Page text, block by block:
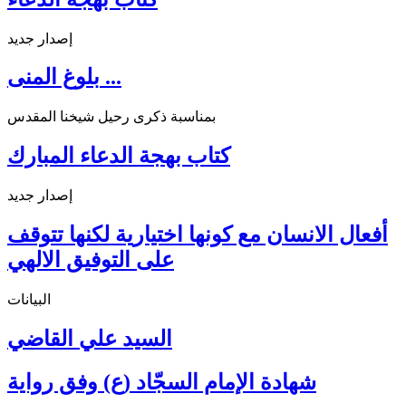
إصدار جديد
بلوغ المنى ...
بمناسبة ذكرى رحيل شيخنا المقدس
كتاب بهجة الدعاء المبارك
إصدار جديد
أفعال الانسان مع كونها اختيارية لكنها تتوقف
على التوفيق الالهي
البيانات
السيد علي القاضي
شهادة الإمام السجّاد (ع) وفق رواية